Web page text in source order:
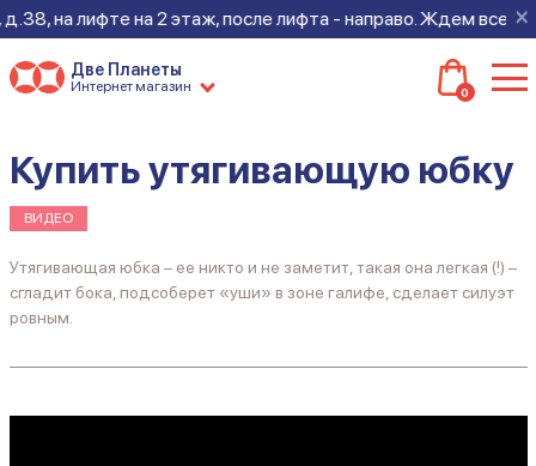
×
на лифте на 2 этаж, после лифта - направо. Ждем всех на
Две Планеты
Интернет магазин 0
Купить утягивающую юбку
ВИДЕО
Утягивающая юбка – ее никто и не заметит, такая она легкая (!) –
сгладит бока, подсоберет «уши» в зоне галифе, сделает силуэт
ровным.